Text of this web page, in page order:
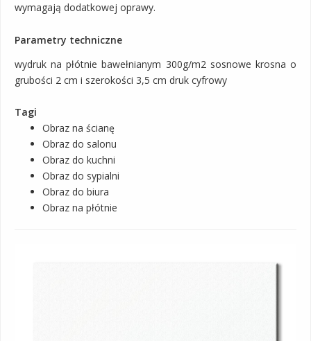
wymagają dodatkowej oprawy.
Parametry techniczne
wydruk na płótnie bawełnianym 300g/m2 sosnowe krosna o
grubości 2 cm i szerokości 3,5 cm druk cyfrowy
Tagi
Obraz na ścianę
Obraz do salonu
Obraz do kuchni
Obraz do sypialni
Obraz do biura
Obraz na płótnie